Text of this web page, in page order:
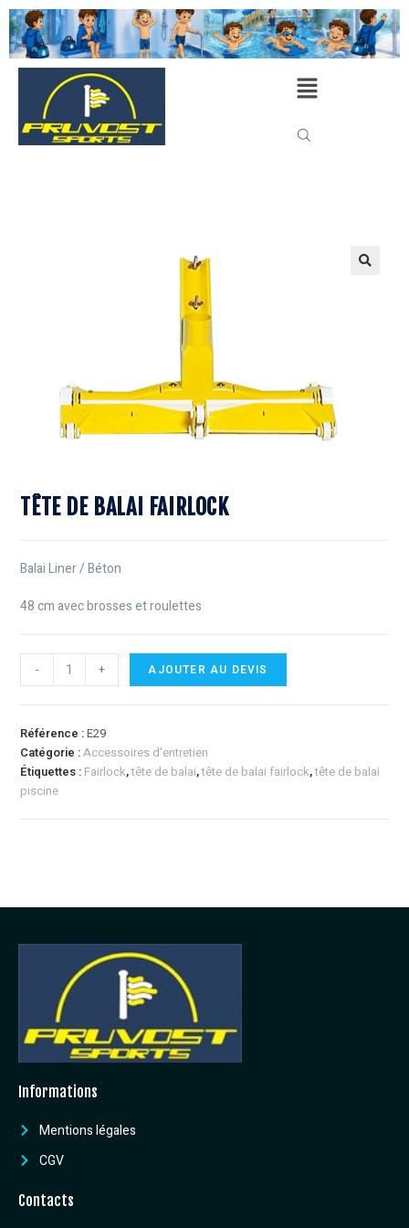
TÊTE DE BALAI FAIRLOCK
Balai Liner / Béton
48 cm avec brosses et roulettes
- + AJOUTER AU DEVIS
Référence :E29
Catégorie :Accessoires d'entretien
Étiquettes : Fairlock,tête de balai,tête de balai fairlock,tête de balai
piscine
Informations
Mentions légales
CGV
Contacts